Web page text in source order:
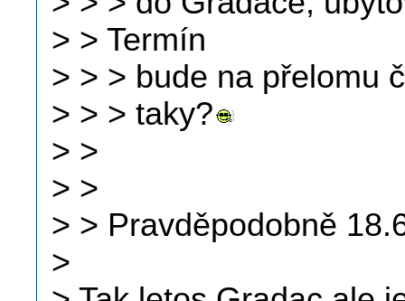
> > Termín
> > > bude na přelomu
> > > taky?
> >
> >
> > Pravděpodobně
>